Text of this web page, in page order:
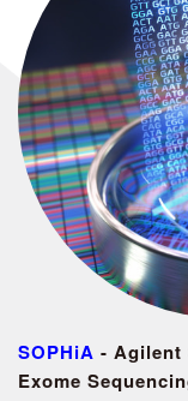
SOPHiA - Agilent
Exome